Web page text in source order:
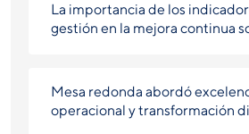
La importancia de los
gestión en la mejora continua
Mesa redonda abordó
operacional y transformación